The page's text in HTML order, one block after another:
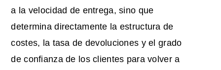
a la velocidad de entrega, sino que
determina directamente la estructura de
costes, la tasa de devoluciones y el grado
de confianza de los clientes para volver a